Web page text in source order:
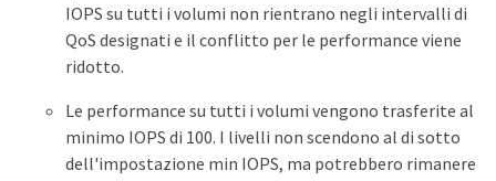
IOPS su tutti i volumi non rientrano negli intervalli di
QoS designati e il conflitto per le performance viene
ridotto.
Le performance su tutti i volumi vengono trasferite al
minimo IOPS di 100. I livelli non scendono al di sotto
dell'impostazione min IOPS, ma potrebbero rimanere